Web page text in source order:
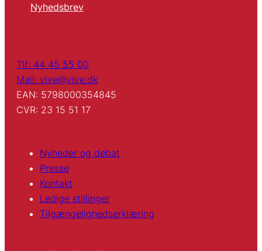
Nyhedsbrev
Tlf: 44 45 55 00
Mail: vive@vive.dk
EAN: 5798000354845
CVR: 23 15 51 17
Nyheder og debat
Presse
Kontakt
Ledige stillinger
Tilgængelighedserklæring